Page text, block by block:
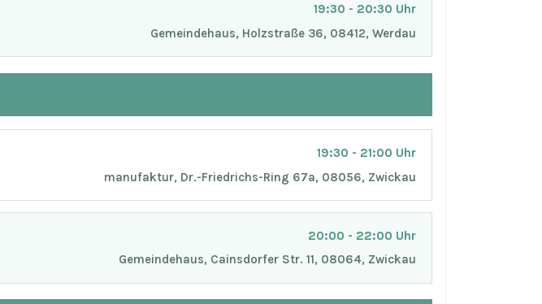
19:30 - 20:30 Uhr
Gemeindehaus, Holzstraße 36, 08412, Werdau
19:30 - 21:00 Uhr
manufaktur, Dr.-Friedrichs-Ring 67a, 08056, Zwickau
20:00 - 22:00 Uhr
Gemeindehaus, Cainsdorfer Str. 11, 08064, Zwickau